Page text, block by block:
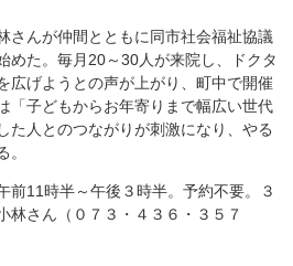
さんが仲間とともに同市社会福祉協議
めた。毎月20～30人が来院し、ドクタ
広げようとの声が上がり、町中で開催
「子どもからお年寄りまで幅広い世代
た人とのつながりが刺激になり、やる
。
11時半～午後３時半。予約不要。３
林さん（０７３・４３６・３５７